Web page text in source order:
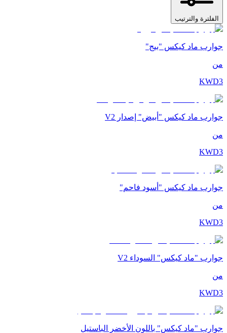
الفلترة والترتيب
جوارب ماد كيكس "بيج"
من
KWD3
جوارب ماد كيكس "أبيض" إصدار V2
من
KWD3
جوارب ماد كيكس "أسود فاحم"
من
KWD3
جوارب "ماد كيكس" السوداء V2
من
KWD3
جوارب "ماد كيكس" باللون الأخضر الباستيل